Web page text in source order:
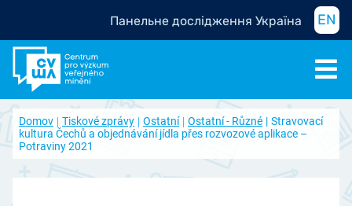
Панельне дослідження Україна EN
Domov Tiskové zprávy Ostatní Ostatní - Různé
Stravovací
kultura Čechů a objednávání jídla přes rozvozové aplikace –
Potraviny 2021